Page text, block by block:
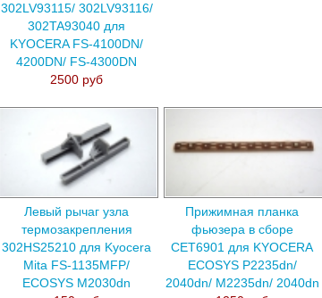
302LV93115/ 302LV93116/
302TA93040 для
KYOCERA FS-4100DN/
4200DN/ FS-4300DN
2500 руб
Левый рычаг узла
термозакрепления
302HS25210 для Kyocera
Mita FS-1135MFP/
ECOSYS M2030dn
Прижимная планка
фьюзера в сборе
CET6901 для KYOCERA
ECOSYS P2235dn/
2040dn/ M2235dn/ 2040dn